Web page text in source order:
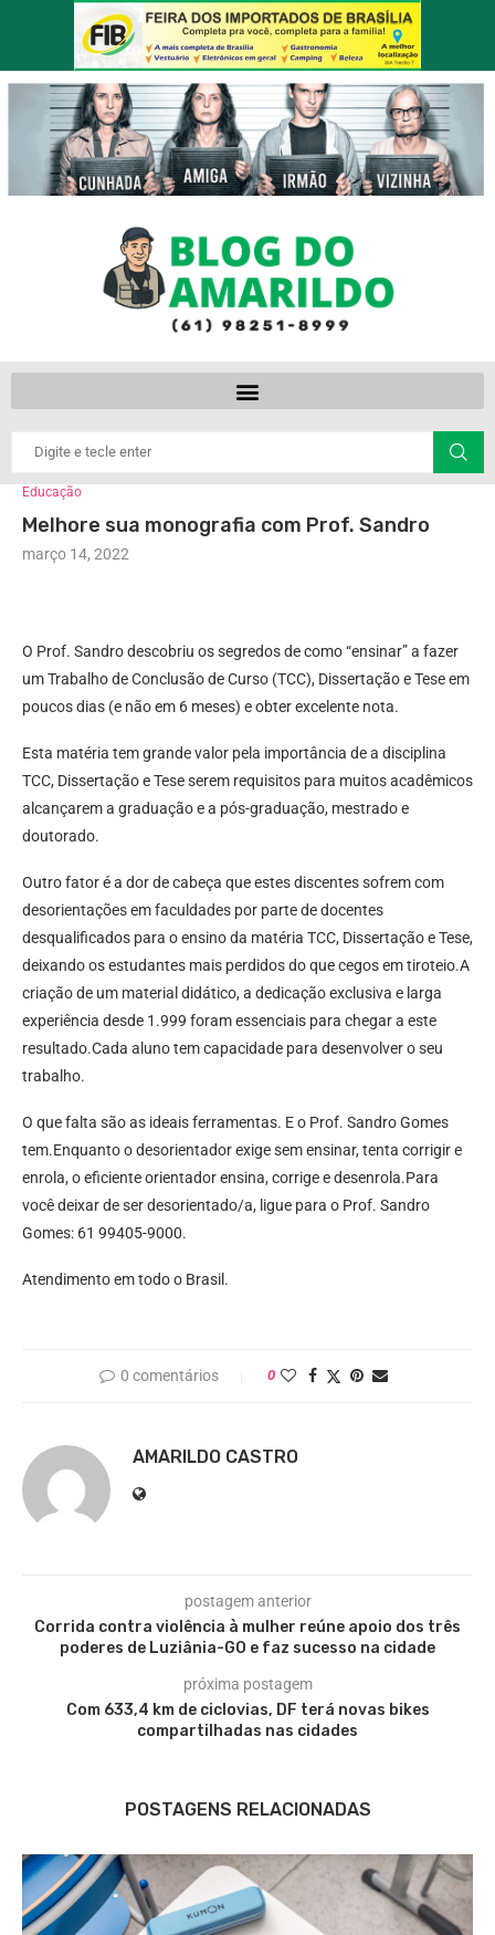
Educação
Melhore sua monografia com Prof. Sandro
março 14, 2022
O Prof. Sandro descobriu os segredos de como “ensinar” a fazer
um Trabalho de Conclusão de Curso (TCC), Dissertação e Tese em
poucos dias (e não em 6 meses) e obter excelente nota.
Esta matéria tem grande valor pela importância de a disciplina
TCC, Dissertação e Tese serem requisitos para muitos acadêmicos
alcançarem a graduação e a pós-graduação, mestrado e
doutorado.
Outro fator é a dor de cabeça que estes discentes sofrem com
desorientações em faculdades por parte de docentes
desqualificados para o ensino da matéria TCC, Dissertação e Tese,
deixando os estudantes mais perdidos do que cegos em tiroteio.A
criação de um material didático, a dedicação exclusiva e larga
experiência desde 1.999 foram essenciais para chegar a este
resultado.Cada aluno tem capacidade para desenvolver o seu
trabalho.
O que falta são as ideais ferramentas. E o Prof. Sandro Gomes
tem.Enquanto o desorientador exige sem ensinar, tenta corrigir e
enrola, o eficiente orientador ensina, corrige e desenrola.Para
você deixar de ser desorientado/a, ligue para o Prof. Sandro
Gomes: 61 99405-9000.
Atendimento em todo o Brasil.
0 comentários 0
AMARILDO CASTRO
postagem anterior
Corrida contra violência à mulher reúne apoio dos três
poderes de Luziânia-GO e faz sucesso na cidade
próxima postagem
Com 633,4 km de ciclovias, DF terá novas bikes
compartilhadas nas cidades
POSTAGENS RELACIONADAS